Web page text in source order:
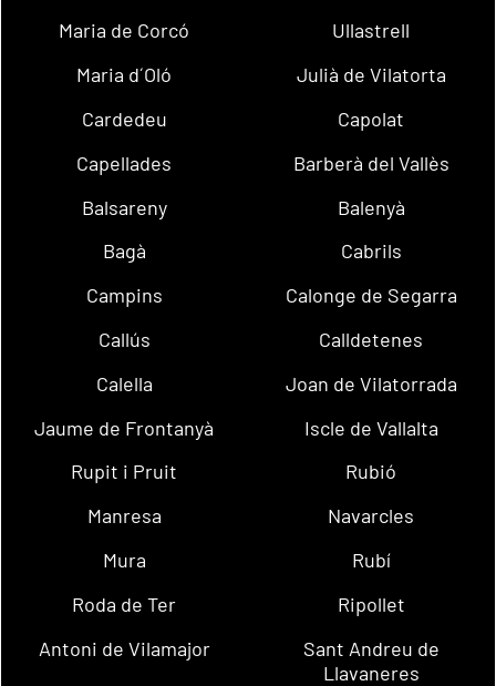
Maria de Corcó
Ullastrell
Maria d´Oló
Julià de Vilatorta
Cardedeu
Capolat
Capellades
Barberà del Vallès
Balsareny
Balenyà
Bagà
Cabrils
Campins
Calonge de Segarra
Callús
Calldetenes
Calella
Joan de Vilatorrada
Jaume de Frontanyà
Iscle de Vallalta
Rupit i Pruit
Rubió
Manresa
Navarcles
Mura
Rubí
Roda de Ter
Ripollet
Antoni de Vilamajor
Sant Andreu de
Llavaneres